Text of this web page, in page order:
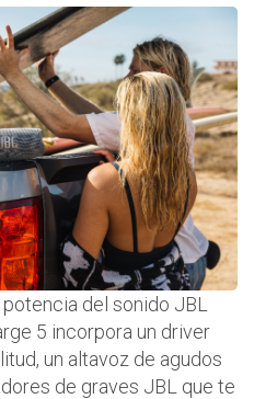
del sonido JBL
5 incorpora un driver
un altavoz de agudos
de graves JBL que te